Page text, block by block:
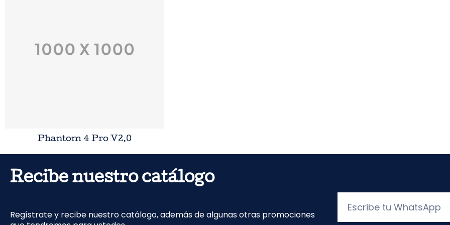
Phantom 4 Pro V2.0
Recibe nuestro catálogo
Regístrate y recibe nuestro catálogo, además de algunas otras promociones